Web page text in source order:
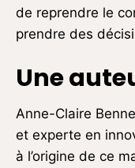
de reprendre le
prendre des
Une
Anne-Claire
et experte en
à l’origine de ce